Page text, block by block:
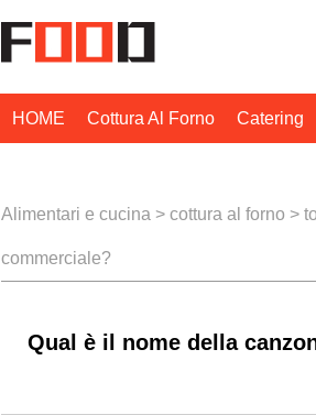
HOME Cottura Al Forno Catering
Alimentari e cucina > cottura al forno >
commerciale?
Qual è il nome della